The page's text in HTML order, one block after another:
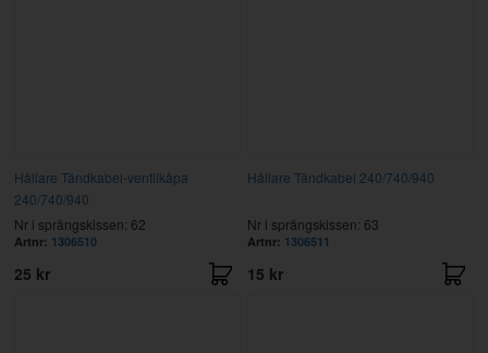
Hållare Tändkabel-ventilkåpa
240/740/940
Nr i sprängskissen: 62
Artnr: 1306510
25 kr
Hållare Tändkabel 240/740/940
Nr i sprängskissen: 63
Artnr: 1306511
15 kr